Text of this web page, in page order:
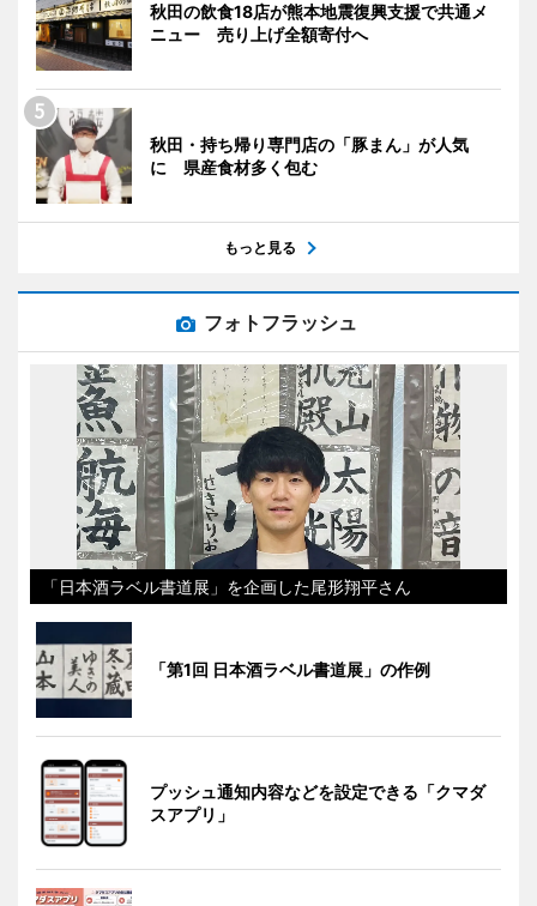
秋田の飲食18店が熊本地震復興支援で共通メ
ニュー 売り上げ全額寄付へ
秋田・持ち帰り専門店の「豚まん」が人気
に 県産食材多く包む
もっと見る
フォトフラッシュ
「日本酒ラベル書道展」を企画した尾形翔平さん
「第1回 日本酒ラベル書道展」の作例
プッシュ通知内容などを設定できる「クマダ
スアプリ」